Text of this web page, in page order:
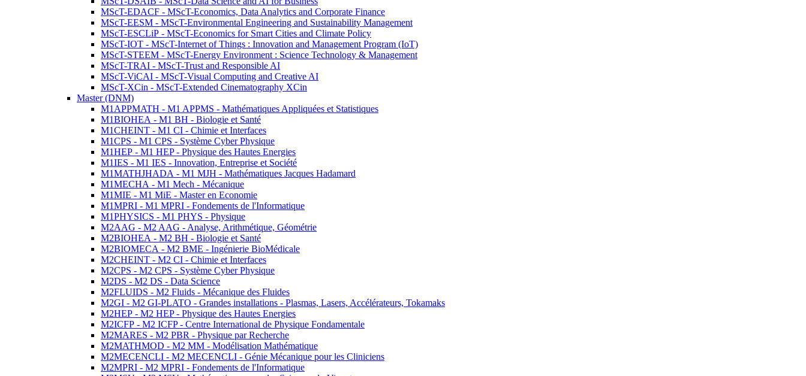
MScT-EDACF - MScT-Economics, Data Analytics and Corporate Finance
MScT-EESM - MScT-Environmental Engineering and Sustainability Management
MScT-ESCLiP - MScT-Economics for Smart Cities and Climate Policy
MScT-IOT - MScT-Internet of Things : Innovation and Management Program (IoT)
MScT-STEEM - MScT-Energy Environment : Science Technology & Management
MScT-TRAI - MScT-Trust and Responsible AI
MScT-ViCAI - MScT-Visual Computing and Creative AI
MScT-XCin - MScT-Extended Cinematography XCin
Master (DNM)
M1APPMATH - M1 APPMS - Mathématiques Appliquées et Statistiques
M1BIOHEA - M1 BH - Biologie et Santé
M1CHEINT - M1 CI - Chimie et Interfaces
M1CPS - M1 CPS - Système Cyber Physique
M1HEP - M1 HEP - Physique des Hautes Energies
M1IES - M1 IES - Innovation, Entreprise et Société
M1MATHJHADA - M1 MJH - Mathématiques Jacques Hadamard
M1MECHA - M1 Mech - Mécanique
M1MIE - M1 MiE - Master en Economie
M1MPRI - M1 MPRI - Fondements de l'Informatique
M1PHYSICS - M1 PHYS - Physique
M2AAG - M2 AAG - Analyse, Arithmétique, Géométrie
M2BIOHEA - M2 BH - Biologie et Santé
M2BIOMECA - M2 BME - Ingénierie BioMédicale
M2CHEINT - M2 CI - Chimie et Interfaces
M2CPS - M2 CPS - Système Cyber Physique
M2DS - M2 DS - Data Science
M2FLUIDS - M2 Fluids - Mécanique des Fluides
M2GI - M2 GI-PLATO - Grandes installations - Plasmas, Lasers, Accélérateurs, Tokamaks
M2HEP - M2 HEP - Physique des Hautes Energies
M2ICFP - M2 ICFP - Centre International de Physique Fondamentale
M2MARES - M2 PBR - Physique par Recherche
M2MATHMOD - M2 MM - Modélisation Mathématique
M2MECENCLI - M2 MECENCLI - Génie Mécanique pour les Cliniciens
M2MPRI - M2 MPRI - Fondements de l'Informatique